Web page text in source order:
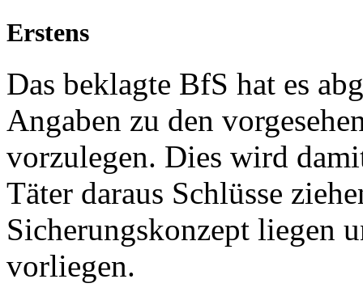
Erstens
Das beklagte BfS hat es
Angaben zu den
vorzulegen. Dies wird
Täter daraus Schlüsse
Sicherungskonzept liegen
vorliegen.